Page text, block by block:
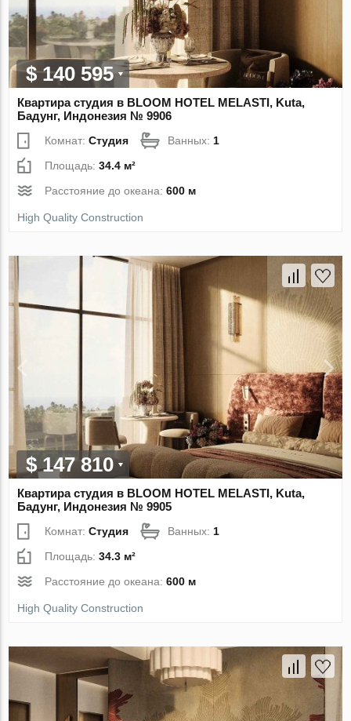
$ 140 595
Квартира студия в BLOOM HOTEL MELASTI, Kuta,
Бадунг, Индонезия № 9906
Комнат:Студия Ванных: 1
Площадь:34.4 м²
Расстояние до океана:600 м
High Quality Construction
$ 147 810
Квартира студия в BLOOM HOTEL MELASTI, Kuta,
Бадунг, Индонезия № 9905
Комнат:Студия Ванных: 1
Площадь:34.3 м²
Расстояние до океана:600 м
High Quality Construction